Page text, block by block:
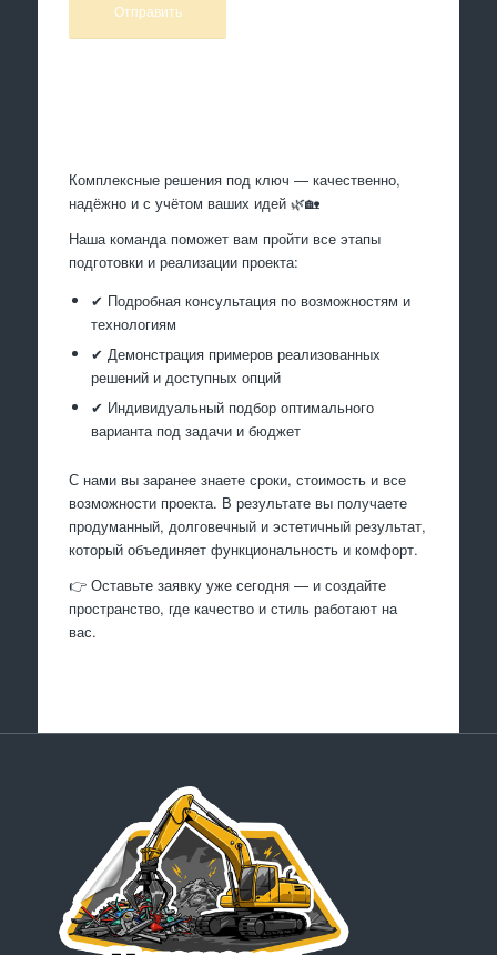
Комплексные решения под ключ — качественно,
надёжно и с учётом ваших идей 🌿🏡
Наша команда поможет вам пройти все этапы
подготовки и реализации проекта:
✔ Подробная консультация по возможностям и
технологиям
✔ Демонстрация примеров реализованных
решений и доступных опций
✔ Индивидуальный подбор оптимального
варианта под задачи и бюджет
С нами вы заранее знаете сроки, стоимость и все
возможности проекта. В результате вы получаете
продуманный, долговечный и эстетичный результат,
который объединяет функциональность и комфорт.
👉 Оставьте заявку уже сегодня — и создайте
пространство, где качество и стиль работают на
вас.